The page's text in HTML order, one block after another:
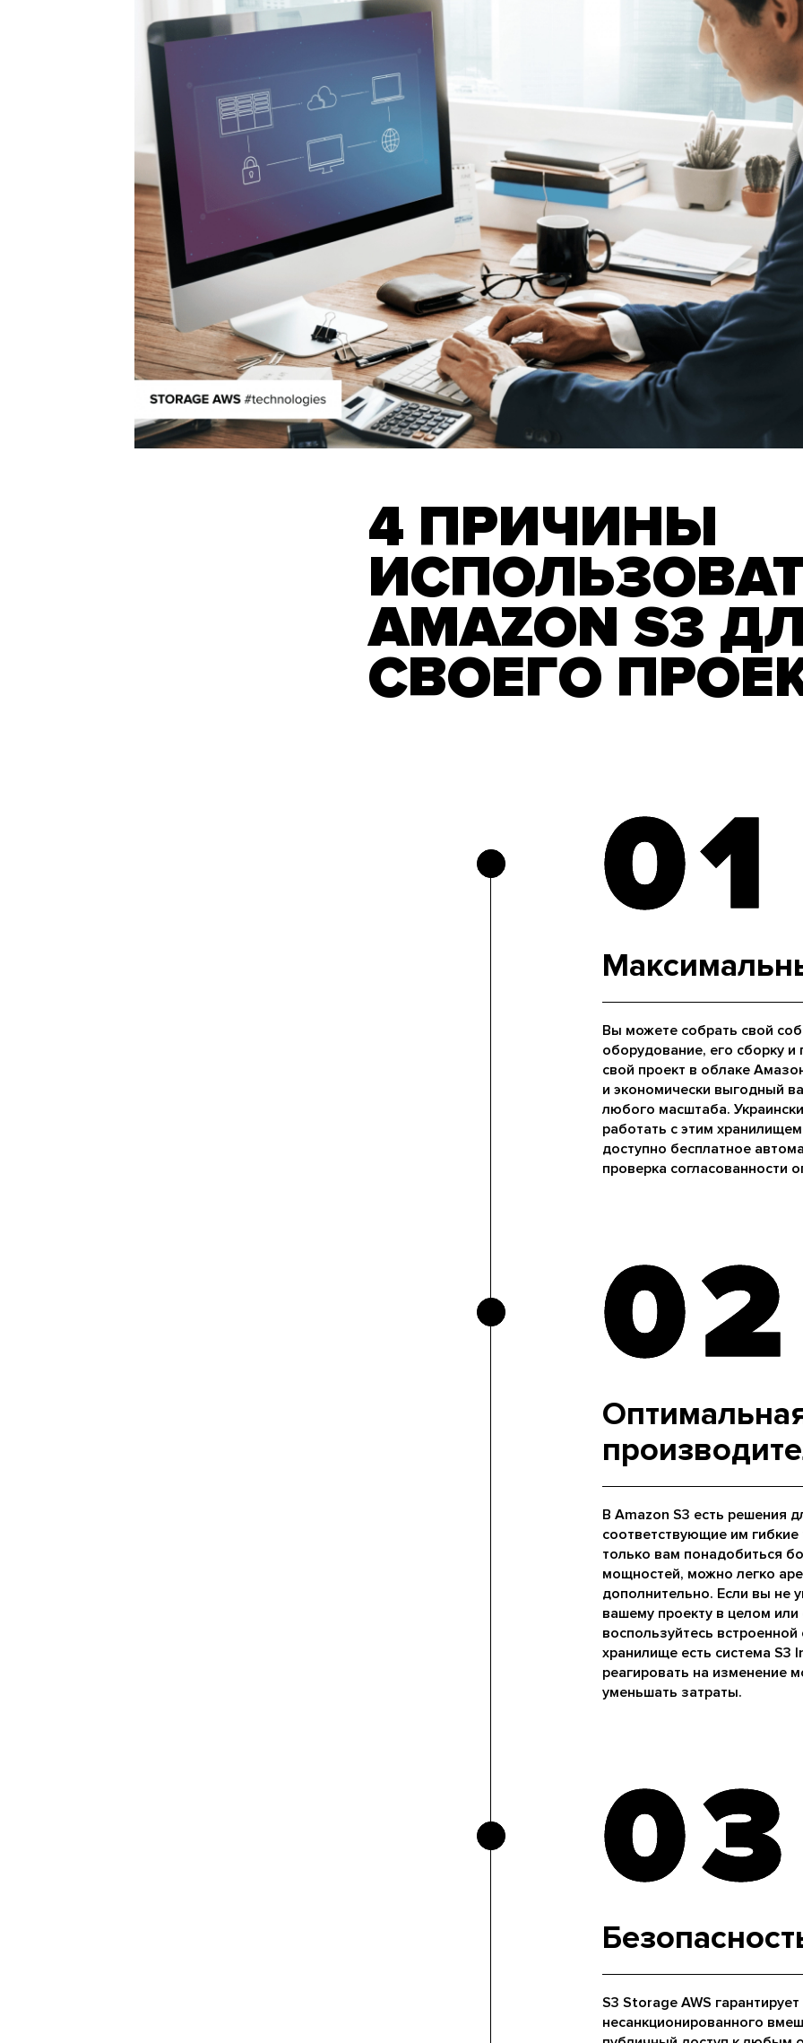
4 ПРИЧИНЫ
AMAZON S3
СВОЕГО
01
01
Вы можете собрать свой
оборудование, его сборку
свой проект в облаке
и экономически выгодный
любого масштаба.
работать с этим
доступно бесплатное
проверка согласованности
02
02
В Amazon S3 есть решения
соответствующие им
только вам понадобиться
мощностей, можно легко
дополнительно. Если вы не
вашему проекту в целом
воспользуйтесь
хранилище есть система S3
реагировать на изменение
уменьшать затраты.
03
03
S3 Storage AWS
несанкционированного